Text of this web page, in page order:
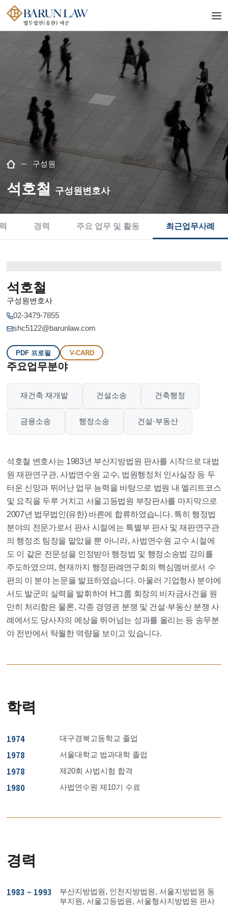
구성원
석호철구성원변호사
경력 주요 업무 및 활동 최근업무사례
석호철
구성원변호사
02-3479-7855
shc5122@barunlaw.com
PDF 프로필 V-CARD
주요업무분야
재건축 재개발 건설소송 건축행정
금융소송 행정소송 건설·부동산
석호철 변호사는 1983년 부산지방법원 판사를 시작으로 대법
원 재판연구관, 사법연수원 교수, 법원행정처 인사실장 등 두
터운 신망과 뛰어난 업무 능력을 바탕으로 법원 내 엘리트코스
및 요직을 두루 거치고 서울고등법원 부장판사를 마지막으로
2007년 법무법인(유한) 바른에 합류하였습니다. 특히 행정법
분야의 전문가로서 판사 시절에는 특별부 판사 및 재판연구관
의 행정조 팀장을 맡았을 뿐 아니라, 사법연수원 교수 시절에
도 이 같은 전문성을 인정받아 행정법 및 행정소송법 강의를
주도하였으며, 현재까지 행정판례연구회의 핵심멤버로서 수
편의 이 분야 논문을 발표하였습니다. 아울러 기업형사 분야에
서도 발군의 실력을 발휘하여 H그룹 회장의 비자금사건을 원
만히 처리함은 물론, 각종 경영권 분쟁 및 건설·부동산 분쟁 사
례에서도 당사자의 예상을 뛰어넘는 성과를 올리는 등 송무분
야 전반에서 탁월한 역량을 보이고 있습니다.
학력
1974 대구경북고등학교 졸업
1978 서울대학교 법과대학 졸업
1978 제20회 사법시험 합격
1980 사법연수원 제10기 수료
경력
1983 ~ 1993
부산지방법원, 인천지방법원, 서울지방법원 동
부지원, 서울고등법원, 서울형사지방법원 판사